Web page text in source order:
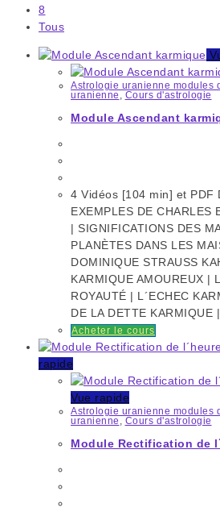
8
Tous
Astrologie uranienne modules
uranienne , Cours d'astrologie
Module Ascendant
4 Vidéos [104 min] et PDF
EXEMPLES DE CHARLES
| SIGNIFICATIONS DES
PLANÈTES DANS LES
DOMINIQUE STRAUSS
KARMIQUE AMOUREUX |
ROYAUTÉ | L´ECHEC
DE LA DETTE KARMIQUE
Acheter le cours
rapide
Vue rapide
Astrologie uranienne modules
uranienne , Cours d'astrologie
Module Rectification de